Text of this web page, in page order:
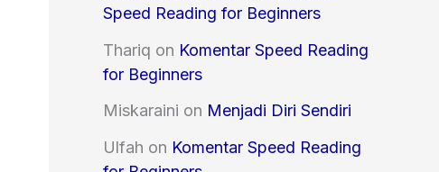
Speed Reading for Beginners
Thariq on Komentar Speed Reading
for Beginners
Miskaraini on Menjadi Diri Sendiri
Ulfah on Komentar Speed Reading